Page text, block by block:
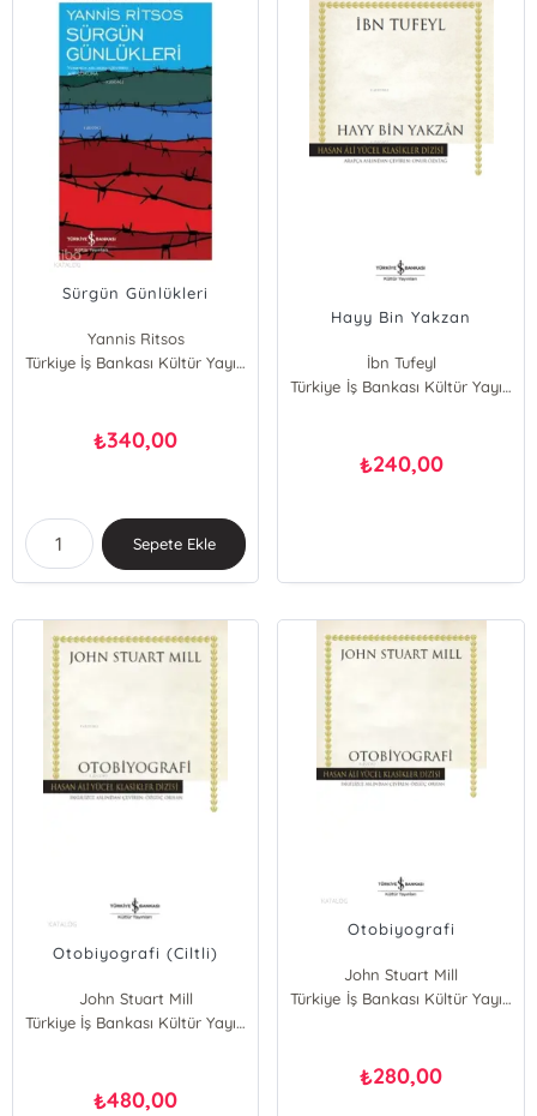
Sürgün Günlükleri
Yannis Ritsos
Türkiye İş Bankası Kültür Yayınları
₺340,00
Sepete Ekle
Hayy Bin Yakzan
İbn Tufeyl
Türkiye İş Bankası Kültür Yayınları
₺240,00
Otobiyografi (Ciltli)
John Stuart Mill
Türkiye İş Bankası Kültür Yayınları
₺480,00
Otobiyografi
John Stuart Mill
Türkiye İş Bankası Kültür Yayınları
₺280,00